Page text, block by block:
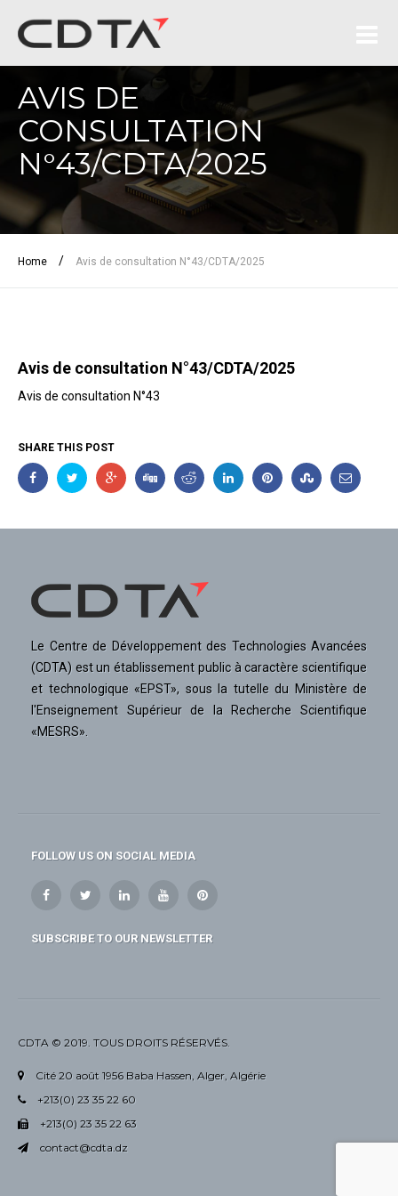
AVIS DE
CONSULTATION
N°43/CDTA/2025
Home / Avis de consultation N°43/CDTA/2025
Avis de consultation N°43/CDTA/2025
Avis de consultation N°43
SHARE THIS POST
Le Centre de Développement des Technologies Avancées
(CDTA) est un établissement public à caractère scientifique
et technologique «EPST», sous la tutelle du Ministère de
l'Enseignement Supérieur de la Recherche Scientifique
«MESRS».
FOLLOW US ON SOCIAL MEDIA
SUBSCRIBE TO OUR NEWSLETTER
CDTA © 2019. TOUS DROITS RÉSERVÉS.
Cité 20 août 1956 Baba Hassen, Alger, Algérie
+213(0) 23 35 22 60
+213(0) 23 35 22 63
contact@cdta.dz